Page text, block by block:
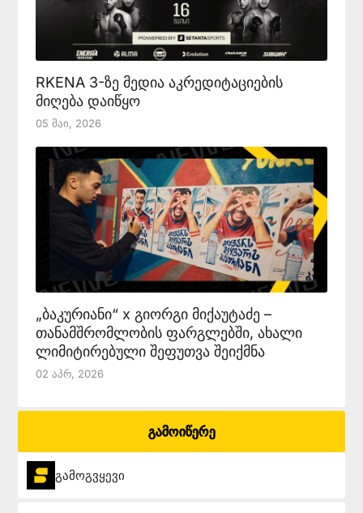
RKENA 3-ზე მედია აკრედიტაციების
მიღება დაიწყო
05 Მაი, 2026
„ბაკურიანი“ x გიორგი მიქაუტაძე –
თანამშრომლობის ფარგლებში, ახალი
ლიმიტირებული შეფუთვა შეიქმნა
02 Აპრ, 2026
გამოიწერე
გამოგვყევი